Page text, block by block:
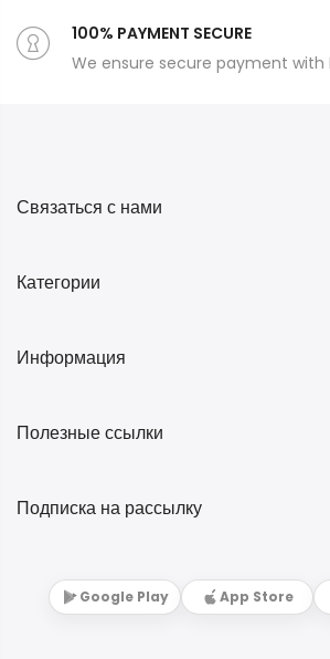
100% PAYMENT SECURE
We ensure secure payment with
Связаться с нами
Категории
Информация
Полезные ссылки
Подписка на рассылку
Google Play App Store